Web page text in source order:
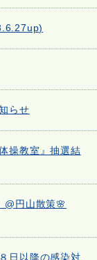
らせ
操教室』抽選結
@円山散策🌸
日以降の感染対